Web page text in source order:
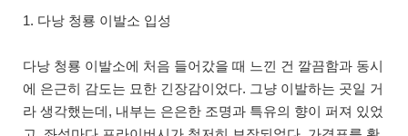
1. 다낭 청룡 이발소 입성
다낭 청룡 이발소에 처음 들어갔을 때 느낀 건 깔끔함과 동시
에 은근히 감도는 묘한 긴장감이었다. 그냥 이발하는 곳일 거
라 생각했는데, 내부는 은은한 조명과 특유의 향이 퍼져 있었